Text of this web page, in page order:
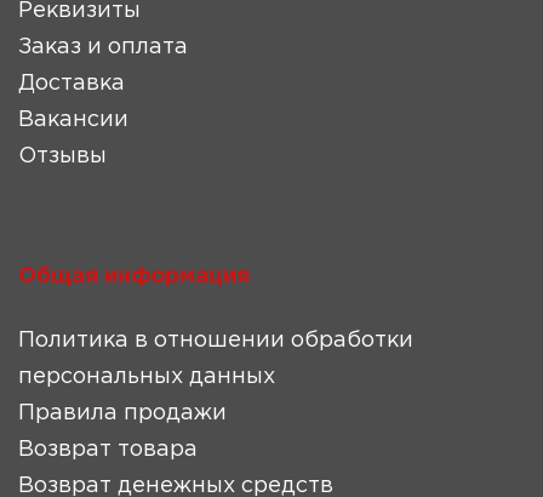
Реквизиты
Заказ и оплата
Доставка
Вакансии
Отзывы
Общая информация
Политика в отношении обработки
персональных данных
Правила продажи
Возврат товара
Возврат денежных средств